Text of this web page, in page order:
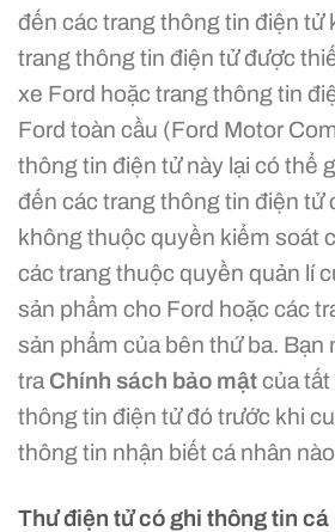
đến các trang thông tin điện tử
trang thông tin điện tử được
xe Ford hoặc trang thông tin
Ford toàn cầu (Ford Motor
thông tin điện tử này lại có thể
đến các trang thông tin điện tử
không thuộc quyền kiểm soát
các trang thuộc quyền quản lí
sản phẩm cho Ford hoặc các
sản phẩm của bên thứ ba. Bạn
tra Chính sách bảo mậtcủa tất
thông tin điện tử đó trước khi
thông tin nhận biết cá nhân
Thư điện tử có ghi thông tin cá